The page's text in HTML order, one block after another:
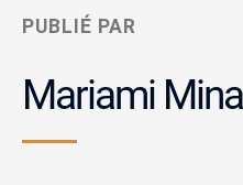
PUBLIÉ PAR
Mariami